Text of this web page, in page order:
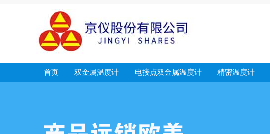
首页 双金属温度计 电接点双金属温度计 精密温度计